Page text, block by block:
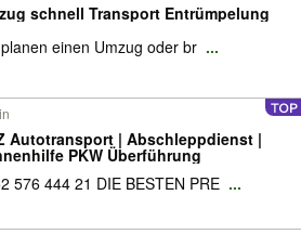
schnell Transport Entrümpelung
einen Umzug oder br ...
Autotransport | Abschleppdienst |
PKW Überführung
576 444 21 DIE BESTEN PRE ...